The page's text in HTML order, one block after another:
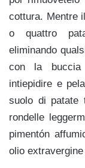
cottura. Mentre
o quattro
eliminando
con la buccia
intiepidire e
suolo di patate
rondelle
pimentón
olio